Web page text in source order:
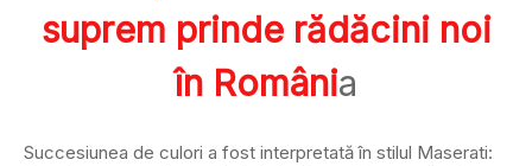
suprem prinde rădăcini noi
în România
Succesiunea de culori a fost interpretată în stilul Maserati: